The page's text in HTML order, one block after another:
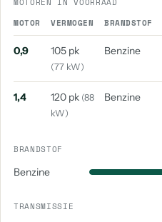
MOTOR
VERMOGEN BRANDSTOF
0,9 105 pk
(77 kW)
Benzine
1,4 120 pk (88
kW)
Benzine
BRANDSTOF
Benzine
TRANSMISSIE